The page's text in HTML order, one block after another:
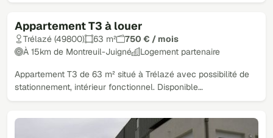
Appartement T3 à louer
Trélazé (49800) 63 m²
750 € / mois
À 15km de Montreuil-Juigné
Logement partenaire
Appartement T3 de 63 m² situé à Trélazé avec possibilité de
stationnement, intérieur fonctionnel. Disponible…